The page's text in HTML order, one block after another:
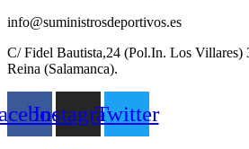
info@suministrosdeportivos.es
C/ Fidel Bautista,24 (Pol.In. Los Villares)
Reina (Salamanca).
InstagramTwitter